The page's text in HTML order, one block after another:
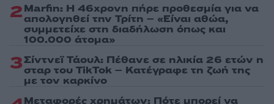
2Marfin: Η 46χρονη πήρε προθεσμία για να
απολογηθεί την Τρίτη – «Είναι αθώα,
συμμετείχε στη διαδήλωση όπως και
100.000 άτομα»
3Σίντνεϊ Τάουλ: Πέθανε σε ηλικία 26 ετών η
σταρ του TikTok – Kατέγραφε τη ζωή της
με τον καρκίνο
Μεταφορές χρημάτων: Πότε μπορεί να